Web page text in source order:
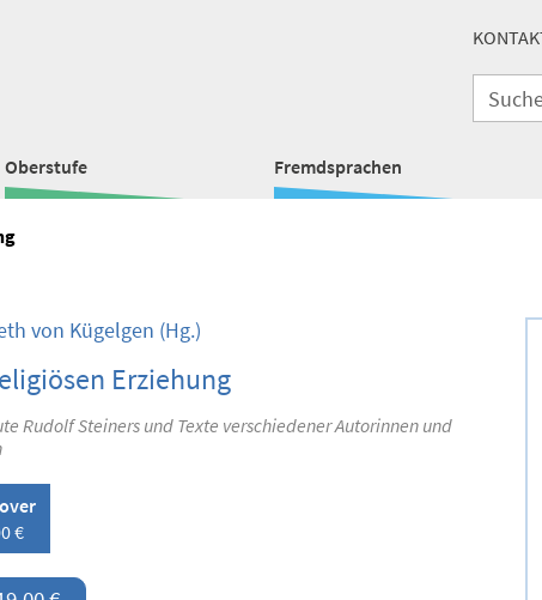
Oberstufe Fremdsprachen
von Kügelgen (Hg.)
Erziehung
Rudolf Steiners und Texte verschiedener Autorinnen und
€